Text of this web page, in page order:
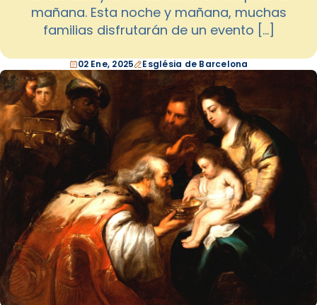
mañana. Esta noche y mañana, muchas
familias disfrutarán de un evento […]
02 Ene, 2025 Església de Barcelona